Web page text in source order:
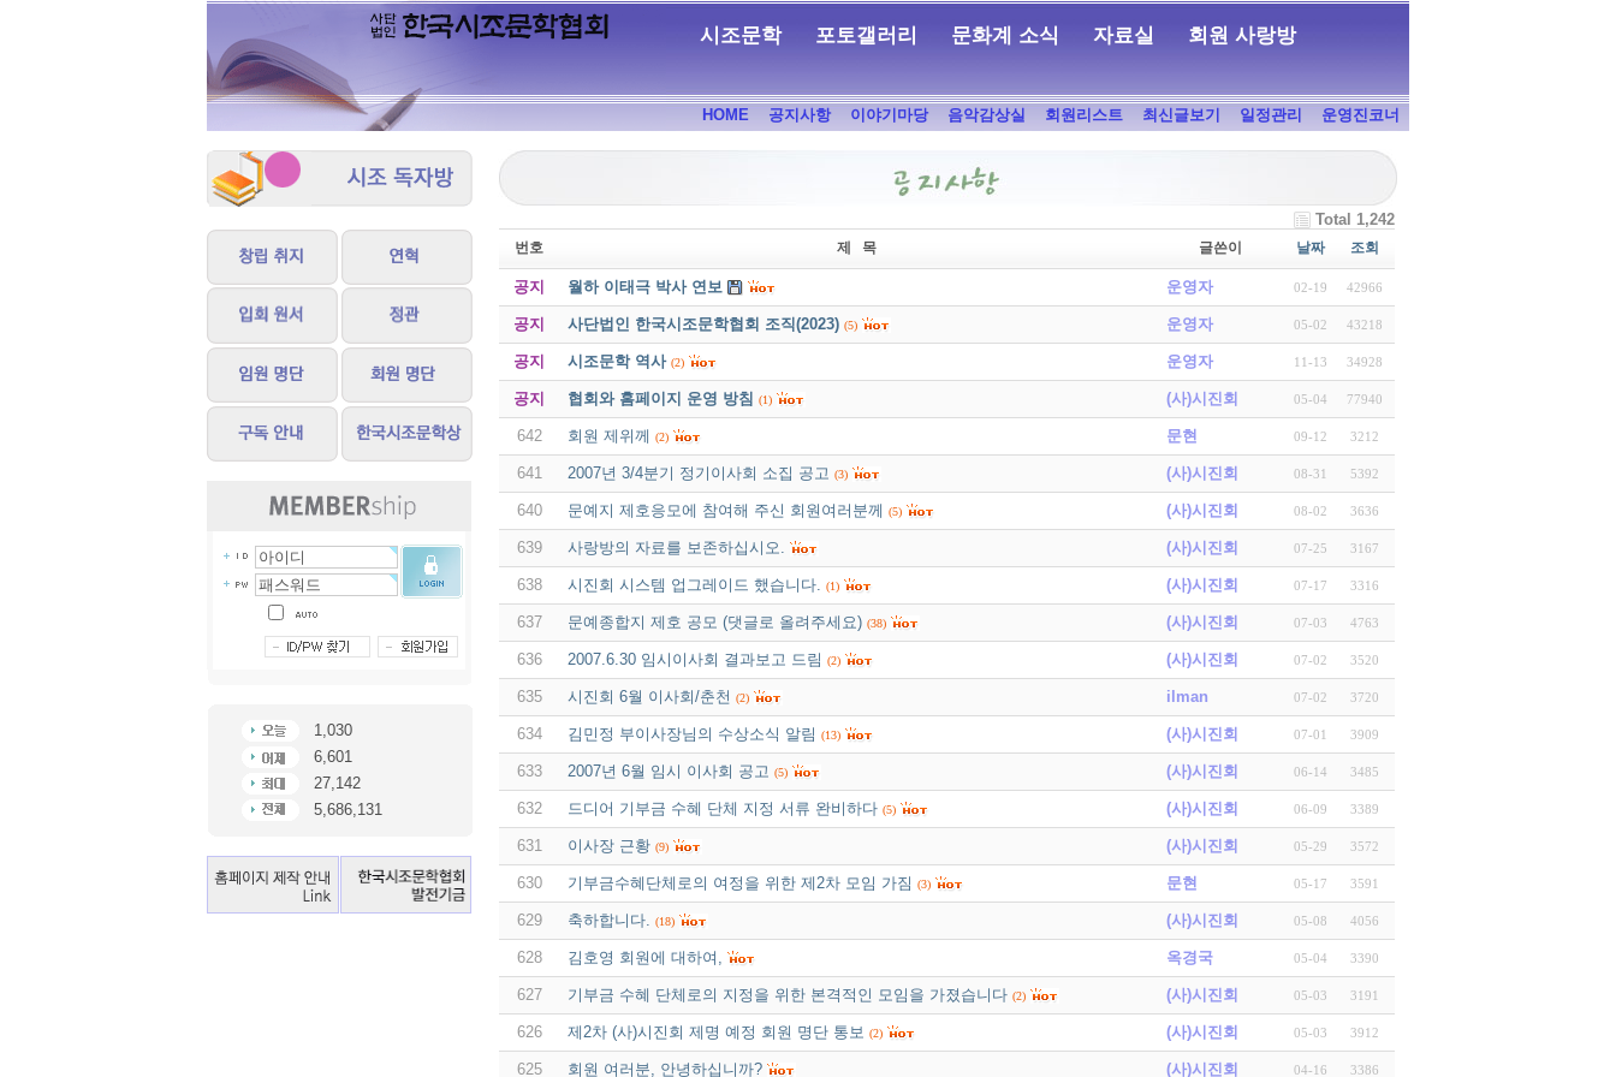
시조문학 포토갤러리 문화계 소식 자료실 회원 사랑방
HOME 공지사항 이야기마당 음악감상실 회원리스트 최신글보기 일정관리 운영진코너
1,030
6,601
27,142
5,686,131
Total 1,242
번호 제 목 글쓴이 날짜 조회
공지 월하 이태극 박사 연보 운영자 02-19 42966
공지 사단법인 한국시조문학협회 조직(2023) (5) 운영자 05-02 43218
공지 시조문학 역사 (2) 운영자 11-13 34928
공지 협회와 홈페이지 운영 방침 (1) (사)시진회 05-04 77940
642 회원 제위께 (2) 문현 09-12 3212
641 2007년 3/4분기 정기이사회 소집 공고 (3) (사)시진회 08-31 5392
640 문예지 제호응모에 참여해 주신 회원여러분께 (5) (사)시진회 08-02 3636
639 사랑방의 자료를 보존하십시오. (사)시진회 07-25 3167
638 시진회 시스템 업그레이드 했습니다. (1) (사)시진회 07-17 3316
637 문예종합지 제호 공모 (댓글로 올려주세요) (38) (사)시진회 07-03 4763
636 2007.6.30 임시이사회 결과보고 드림 (2) (사)시진회 07-02 3520
635 시진회 6월 이사회/춘천 (2) ilman 07-02 3720
634 김민정 부이사장님의 수상소식 알림 (13) (사)시진회 07-01 3909
633 2007년 6월 임시 이사회 공고 (5) (사)시진회 06-14 3485
632 드디어 기부금 수혜 단체 지정 서류 완비하다 (5) (사)시진회 06-09 3389
631 이사장 근황 (9) (사)시진회 05-29 3572
630 기부금수혜단체로의 여정을 위한 제2차 모임 가짐 (3) 문현 05-17 3591
629 축하합니다. (18) (사)시진회 05-08 4056
628 김호영 회원에 대하여, 옥경국 05-04 3390
627 기부금 수혜 단체로의 지정을 위한 본격적인 모임을 가졌습니다 (2) (사)시진회 05-03 3191
626 제2차 (사)시진회 제명 예정 회원 명단 통보 (2) (사)시진회 05-03 3912
625 회원 여러분, 안녕하십니까? (사)시진회 04-16 3386